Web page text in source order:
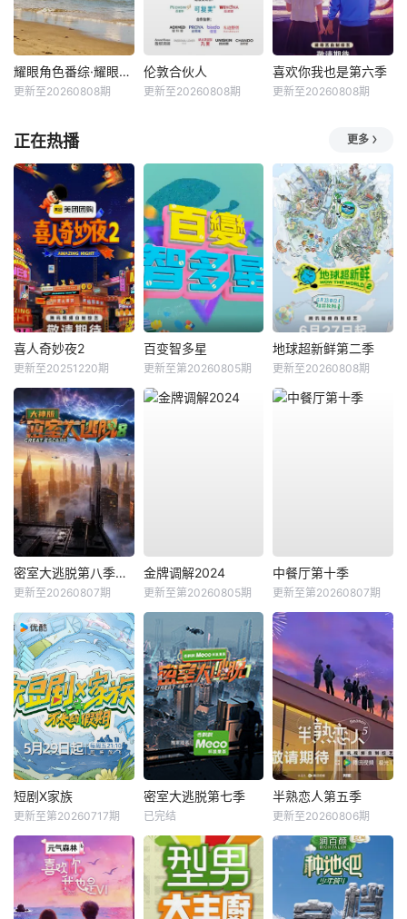
耀眼角色番综·耀眼一夏
更新至20260808期
伦敦合伙人
更新至20260808期
喜欢你我也是第六季
更新至20260808期
正在热播 更多
喜人奇妙夜2
更新至20251220期
百变智多星
更新至第20260805期
地球超新鲜第二季
更新至20260808期
密室大逃脱第八季大神版
更新至20260807期
金牌调解2024
更新至第20260805期
中餐厅第十季
更新至第20260807期
短剧X家族
更新至第20260717期
密室大逃脱第七季
已完结
半熟恋人第五季
更新至20260806期